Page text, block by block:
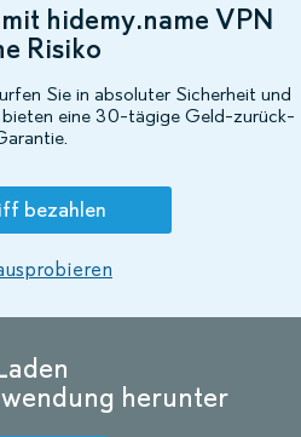
hidemy.name VPN
Risiko
Sie in absoluter Sicherheit und
eine 30-tägige Geld-zurück-
bezahlen
herunter